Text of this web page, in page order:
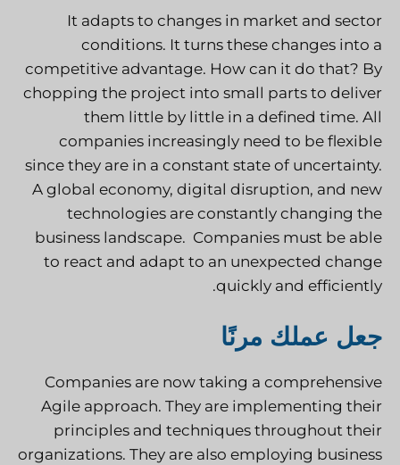
It adapts to changes in market and sector
conditions. It turns these changes into a
competitive advantage. How can it do that? By
chopping the project into small parts to deliver
them little by little in a defined time. All
companies increasingly need to be flexible
since they are in a constant state of uncertainty.
A global economy, digital disruption, and new
technologies are constantly changing the
business landscape. Companies must be able
to react and adapt to an unexpected change
quickly and efficiently.
جعل عملك مرنًا
Companies are now taking a comprehensive
Agile approach. They are implementing their
principles and techniques throughout their
organizations. They are also employing business